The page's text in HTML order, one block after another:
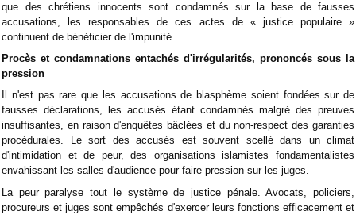
que des chrétiens innocents sont condamnés sur la base de fausses
accusations, les responsables de ces actes de « justice populaire »
continuent de bénéficier de l'impunité.
Procès et condamnations entachés d'irrégularités, prononcés sous la
pression
Il n'est pas rare que les accusations de blasphème soient fondées sur de
fausses déclarations, les accusés étant condamnés malgré des preuves
insuffisantes, en raison d'enquêtes bâclées et du non-respect des garanties
procédurales. Le sort des accusés est souvent scellé dans un climat
d'intimidation et de peur, des organisations islamistes fondamentalistes
envahissant les salles d'audience pour faire pression sur les juges.
La peur paralyse tout le système de justice pénale. Avocats, policiers,
procureurs et juges sont empêchés d'exercer leurs fonctions efficacement et